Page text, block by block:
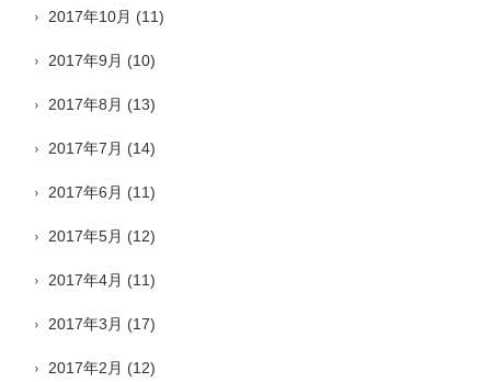
2017年10月 (11)
2017年9月 (10)
2017年8月 (13)
2017年7月 (14)
2017年6月 (11)
2017年5月 (12)
2017年4月 (11)
2017年3月 (17)
2017年2月 (12)